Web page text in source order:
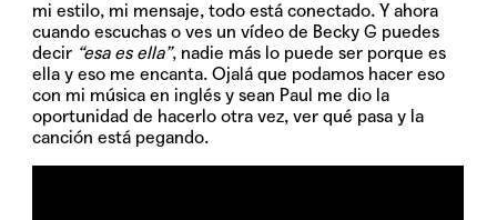
mi estilo, mi mensaje, todo está conectado. Y ahora
cuando escuchas o ves un vídeo de Becky G puedes
decir “esa es ella”, nadie más lo puede ser porque es
ella y eso me encanta. Ojalá que podamos hacer eso
con mi música en inglés y sean Paul me dio la
oportunidad de hacerlo otra vez, ver qué pasa y la
canción está pegando.